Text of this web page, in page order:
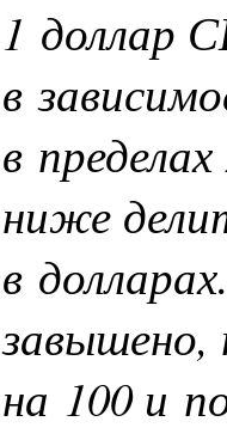
1 доллар
в
в пределах
ниже
в
на 100 и